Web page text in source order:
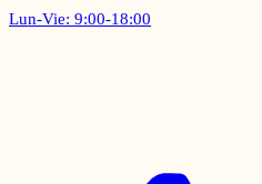
Lun-Vie: 9:00-18:00